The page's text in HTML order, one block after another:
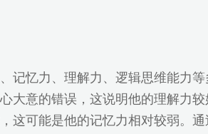
记忆力、理解力、逻辑思维能力
意的错误，这说明他的理解力较
这可能是他的记忆力相对较弱。